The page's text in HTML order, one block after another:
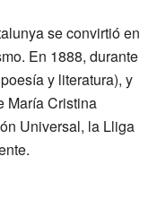
se convirtió en
En 1888, durante
y literatura), y
María Cristina
Universal, la Lliga